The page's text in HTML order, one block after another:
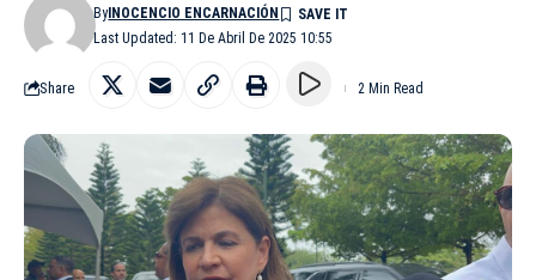
Last Updated: 11 De Abril De 2025 10:55
ByINOCENCIO ENCARNACIÓN
Share 2 Min Read